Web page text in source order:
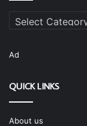
Categories
Ad
QUICK LINKS
About us